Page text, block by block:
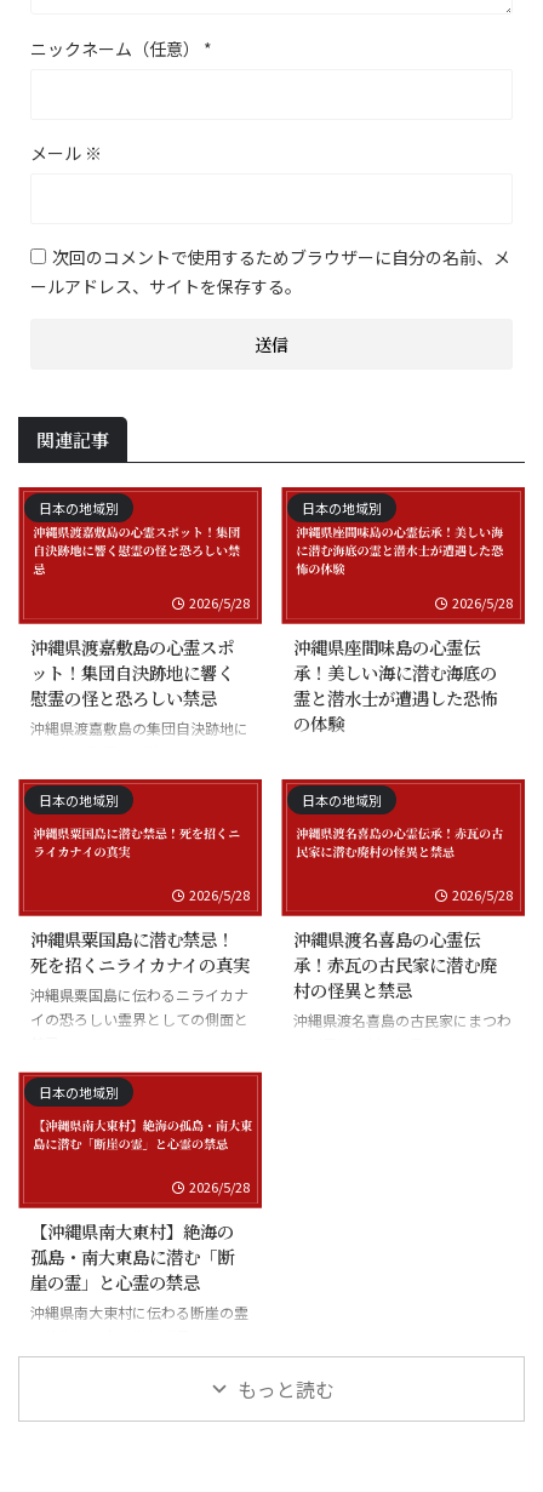
ニックネーム（任意） *
メール ※
次回のコメントで使用するためブラウザーに自分の名前、メ
ールアドレス、サイトを保存する。
関連記事
日本の地域別
2026/5/28
沖縄県渡嘉敷島の心霊スポ
ット！集団自決跡地に響く
慰霊の怪と恐ろしい禁忌
沖縄県渡嘉敷島の集団自決跡地に
日本の地域別
2026/5/28
沖縄県座間味島の心霊伝
承！美しい海に潜む海底の
霊と潜水士が遭遇した恐怖
の体験
士の怪談
日本の地域別
2026/5/28
沖縄県粟国島に潜む禁忌！
死を招くニライカナイの真実
沖縄県粟国島に伝わるニライカナ
イの恐ろしい霊界としての側面と
日本の地域別
2026/5/28
沖縄県渡名喜島の心霊伝
承！赤瓦の古民家に潜む廃
村の怪異と禁忌
沖縄県渡名喜島の古民家にまつわ
日本の地域別
2026/5/28
【沖縄県南大東村】絶海の
孤島・南大東島に潜む「断
崖の霊」と心霊の禁忌
沖縄県南大東村に伝わる断崖の霊
もっと読む